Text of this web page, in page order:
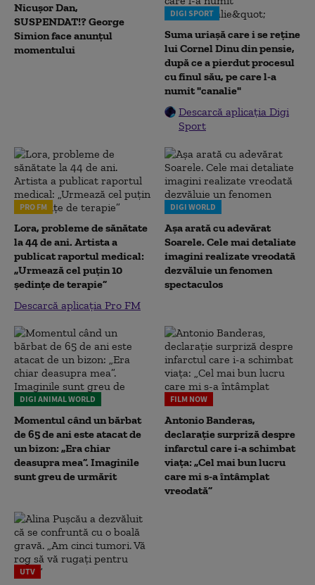
Nicușor Dan,
SUSPENDAT!? George
Simion face anunțul
momentului
DIGI SPORT
Suma uriașă care i se reține
lui Cornel Dinu din pensie,
după ce a pierdut procesul
cu finul său, pe care l-a
numit "canalie"
Descarcă aplicația Digi
Sport
PRO FM
Lora, probleme de sănătate
la 44 de ani. Artista a
publicat raportul medical:
„Urmează cel puțin 10
ședințe de terapie”
Descarcă aplicația Pro FM
DIGI WORLD
Așa arată cu adevărat
Soarele. Cele mai detaliate
imagini realizate vreodată
dezvăluie un fenomen
spectaculos
DIGI ANIMAL WORLD
Momentul când un bărbat
de 65 de ani este atacat de
un bizon: „Era chiar
deasupra mea”. Imaginile
sunt greu de urmărit
FILM NOW
Antonio Banderas,
declarație surpriză despre
infarctul care i-a schimbat
viața: „Cel mai bun lucru
care mi s-a întâmplat
vreodată”
UTV